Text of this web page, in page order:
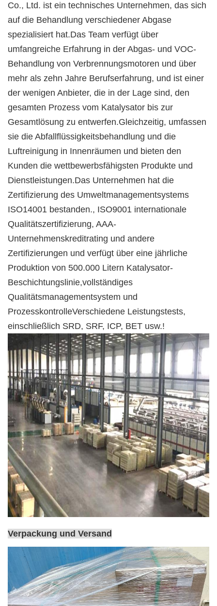
Co., Ltd. ist ein technisches Unternehmen, das sich
auf die Behandlung verschiedener Abgase
spezialisiert hat.Das Team verfügt über
umfangreiche Erfahrung in der Abgas- und VOC-
Behandlung von Verbrennungsmotoren und über
mehr als zehn Jahre Berufserfahrung, und ist einer
der wenigen Anbieter, die in der Lage sind, den
gesamten Prozess vom Katalysator bis zur
Gesamtlösung zu entwerfen.Gleichzeitig, umfassen
sie die Abfallflüssigkeitsbehandlung und die
Luftreinigung in Innenräumen und bieten den
Kunden die wettbewerbsfähigsten Produkte und
Dienstleistungen.Das Unternehmen hat die
Zertifizierung des Umweltmanagementsystems
ISO14001 bestanden., ISO9001 internationale
Qualitätszertifizierung, AAA-
Unternehmenskreditrating und andere
Zertifizierungen und verfügt über eine jährliche
Produktion von 500.000 Litern Katalysator-
Beschichtungslinie,vollständiges
Qualitätsmanagementsystem und
ProzesskontrolleVerschiedene Leistungstests,
einschließlich SRD, SRF, ICP, BET usw.!
Verpackung und Versand